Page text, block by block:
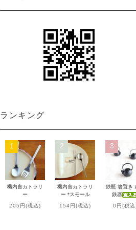
ランキング
1
機内食カトラリ
ー
205円(税込)
2
機内食カトラリ
ー *スモール
154円(税込)
3
鉄瓶 箸置き
鉄器
0円(税